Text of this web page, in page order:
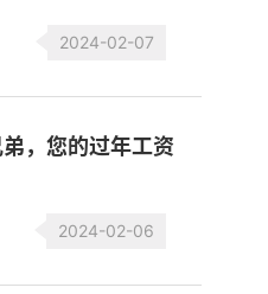
2024-02-07
，您的过年工资
2024-02-06